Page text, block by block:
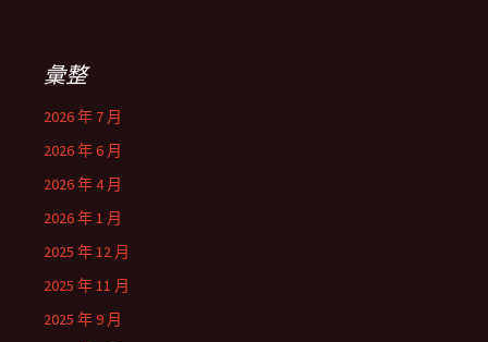
彙整
2026 年 7 月
2026 年 6 月
2026 年 4 月
2026 年 1 月
2025 年 12 月
2025 年 11 月
2025 年 9 月